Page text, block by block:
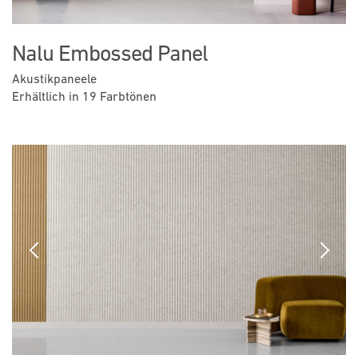
Nalu Embossed Panel
Akustikpaneele
Erhältlich in 19 Farbtönen
Previous Next